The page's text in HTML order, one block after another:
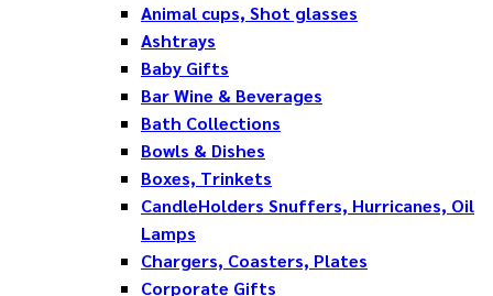
Animal cups, Shot glasses
Ashtrays
Baby Gifts
Bar Wine & Beverages
Bath Collections
Bowls & Dishes
Boxes, Trinkets
CandleHolders Snuffers, Hurricanes, Oil
Lamps
Chargers, Coasters, Plates
Corporate Gifts